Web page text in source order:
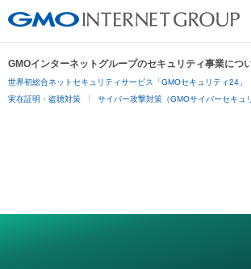
GMOインターネットグループのセキュリティ事業につ
世界初総合ネットセキュリティサービス「GMOセキュリティ24」
実在証明・盗聴対策 サイバー攻撃対策（GMOサイバーセキュ